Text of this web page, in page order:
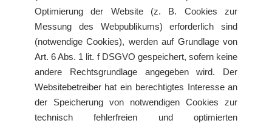
Optimierung der Website (z. B. Cookies zur
Messung des Webpublikums) erforderlich sind
(notwendige Cookies), werden auf Grundlage von
Art. 6 Abs. 1 lit. f DSGVO gespeichert, sofern keine
andere Rechtsgrundlage angegeben wird. Der
Websitebetreiber hat ein berechtigtes Interesse an
der Speicherung von notwendigen Cookies zur
technisch fehlerfreien und optimierten